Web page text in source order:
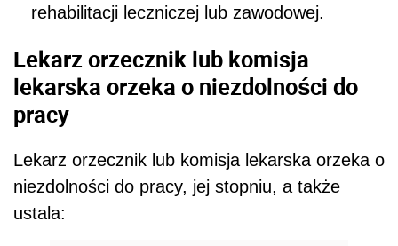
rehabilitacji leczniczej lub zawodowej.
Lekarz orzecznik lub komisja
lekarska orzeka o niezdolności do
pracy
Lekarz orzecznik lub komisja lekarska orzeka o
niezdolności do pracy, jej stopniu, a także
ustala: